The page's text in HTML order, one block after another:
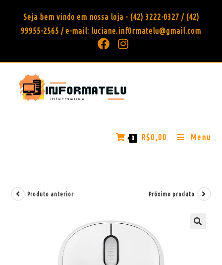
Seja bem vindo em nossa loja - (42) 3222-0327 / (42)
99955-2565 / e-mail: luciane.inf0rmatelu@gmail.com
0 R$0,00 Menu
Produto anterior Próximo produto